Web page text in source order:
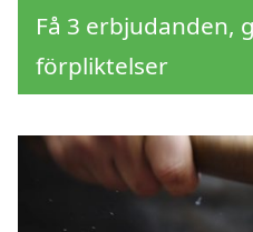
Få 3 erbjudanden,
förpliktelser